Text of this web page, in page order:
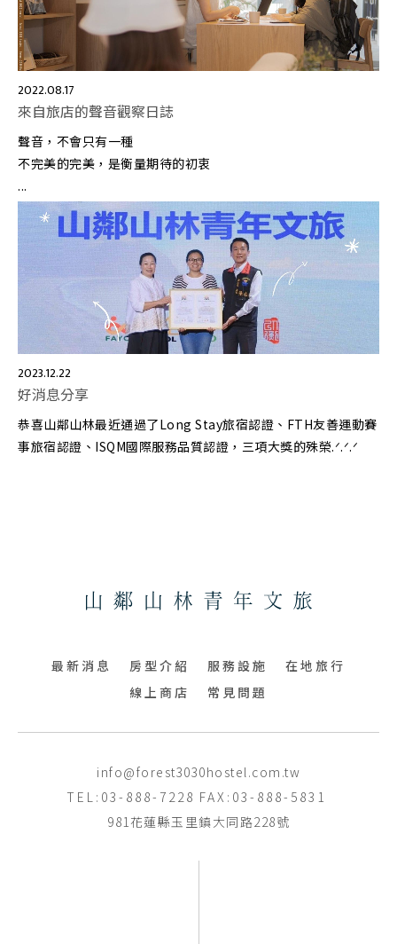
2022.08.17
來自旅店的聲音觀察日誌
聲音，不會只有一種
不完美的完美，是衡量期待的初衷
...
2023.12.22
好消息分享
恭喜山鄰山林最近通過了Long Stay旅宿認證、FTH友善運動賽
事旅宿認證、ISQM國際服務品質認證，三項大獎的殊榮.ᐟ.ᐟ.ᐟ
最新消息 房型介紹 服務設施
在地旅行
線上商店
常見問題
info@forest3030hostel.com.tw
TEL:03-888-7228 FAX:03-888-5831
981花蓮縣玉里鎮大同路228號